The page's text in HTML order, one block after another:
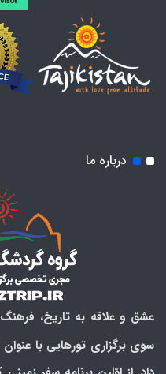
درباره ما
عشق و علاقه به تاریخ،
سوی برگزاری تورهایی با عنوان